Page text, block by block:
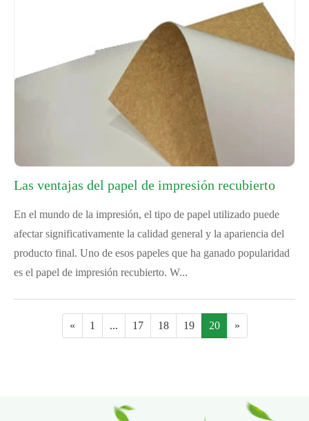
Las ventajas del papel de impresión recubierto
En el mundo de la impresión, el tipo de papel utilizado puede
afectar significativamente la calidad general y la apariencia del
producto final. Uno de esos papeles que ha ganado popularidad
es el papel de impresión recubierto. W...
« 1 ... 17 18 19 20 »